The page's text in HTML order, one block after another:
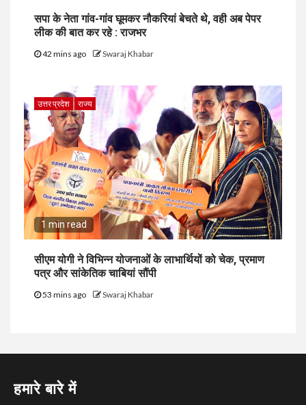
सपा के नेता गांव-गांव घूमकर नौकरियां बेचते थे, वही अब पेपर
लीक की बात कर रहे : राजभर
42 mins ago Swaraj Khabar
उत्तर प्रदेश राज्य
1 min read
सीएम योगी ने विभिन्न योजनाओं के लाभार्थियों को चेक, प्रमाण
पत्र और सांकेतिक चाबियां सौंपी
53 mins ago Swaraj Khabar
हमारे बारे में